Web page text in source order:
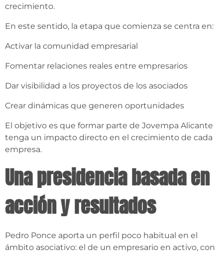
crecimiento.
En este sentido, la etapa que comienza se centra en:
Activar la comunidad empresarial
Fomentar relaciones reales entre empresarios
Dar visibilidad a los proyectos de los asociados
Crear dinámicas que generen oportunidades
El objetivo es que formar parte de Jovempa Alicante
tenga un impacto directo en el crecimiento de cada
empresa.
Una presidencia basada en
acción y resultados
Pedro Ponce aporta un perfil poco habitual en el
ámbito asociativo: el de un empresario en activo, con